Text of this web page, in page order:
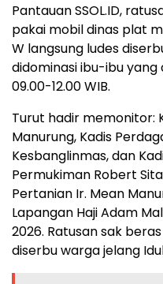
Pantauan SSOL.ID,
pakai mobil dinas plat
W langsung ludes
didominasi ibu-ibu
09.00-12.00 WIB.
Turut hadir memonitor:
Manurung, Kadis
Kesbanglinmas, dan
Permukiman Robert
Pertanian Ir. Mean
Lapangan Haji Adam
2026. Ratusan sak
diserbu warga jelang Idul